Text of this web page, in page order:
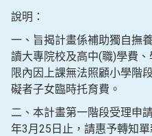
說明：
一、旨揭計畫係補助獨自撫
讀大專院校及高中(職)學費
限內因上課無法照顧小學階
礙者子女臨時托育費。
二、本計畫第一階段受理申
年3月25日止，請惠予轉知